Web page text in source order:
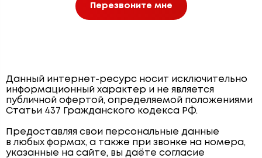
Перезвоните мне
Данный интернет-ресурс носит исключительно
информационный характер и не является
публичной офертой, определяемой положениями
Статьи 437 Гражданского кодекса РФ.
Предоставляя свои персональные данные
в любых формах, а также при звонке на номера,
указанные на сайте, вы даёте согласие